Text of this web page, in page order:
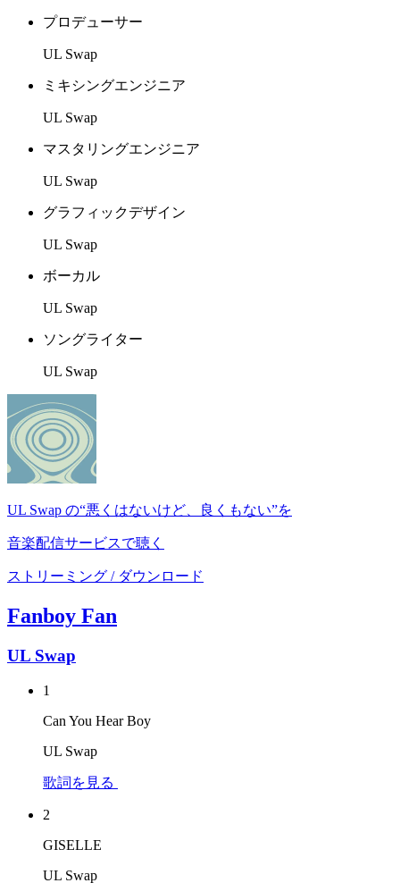
プロデューサー
UL Swap
ミキシングエンジニア
UL Swap
マスタリングエンジニア
UL Swap
グラフィックデザイン
UL Swap
ボーカル
UL Swap
ソングライター
UL Swap
UL Swap の“悪くはないけど、良くもない”を
音楽配信サービスで聴く
ストリーミング / ダウンロード
Fanboy Fan
UL Swap
1
Can You Hear Boy
UL Swap
歌詞を見る
2
GISELLE
UL Swap